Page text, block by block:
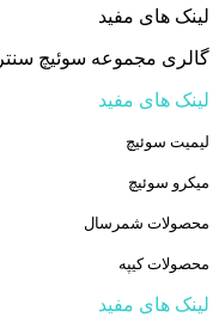
لینک های مفید
گالری مجموعه سوئیچ سنتر
لینک های مفید
لیمیت سوئیچ
میکرو سوئیچ
محصولات شمرسال
محصولات کیپه
لینک های مفید